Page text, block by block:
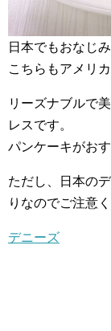
日本でもおなじ
こちらもアメリ
リーズナブルで
レスです。
パンケーキがおす
ただし、日本の
りなのでご注意
デニーズ